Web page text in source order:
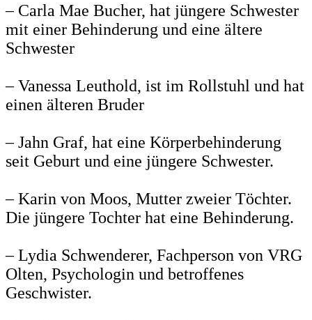
– Carla Mae Bucher, hat jüngere Schwester
mit einer Behinderung und eine ältere
Schwester
– Vanessa Leuthold, ist im Rollstuhl und hat
einen älteren Bruder
– Jahn Graf, hat eine Körperbehinderung
seit Geburt und eine jüngere Schwester.
– Karin von Moos, Mutter zweier Töchter.
Die jüngere Tochter hat eine Behinderung.
– Lydia Schwenderer, Fachperson von VRG
Olten, Psychologin und betroffenes
Geschwister.